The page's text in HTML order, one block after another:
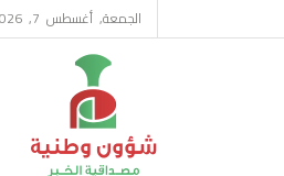
الجمعة, أغسطس 7, 2026